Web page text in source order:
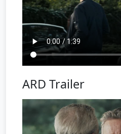
ARD Trailer